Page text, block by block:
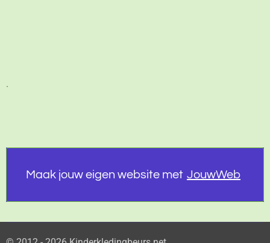
.
Maak jouw eigen website met JouwWeb